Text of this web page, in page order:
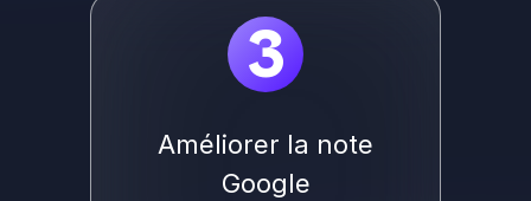
3
Améliorer la note
Google